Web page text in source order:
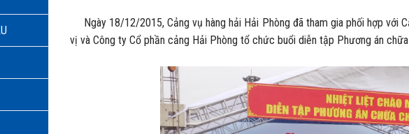
Ngày 18/12/2015, Cảng vụ hàng hải Hải Phòng đã tham gia phối hợp với
vị và Công ty Cổ phần cảng Hải Phòng tổ chức buổi diễn tập Phương án